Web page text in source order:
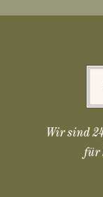
Wir sind
für